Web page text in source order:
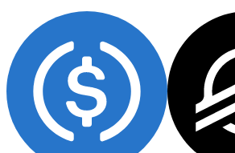
XRP
Ver todo